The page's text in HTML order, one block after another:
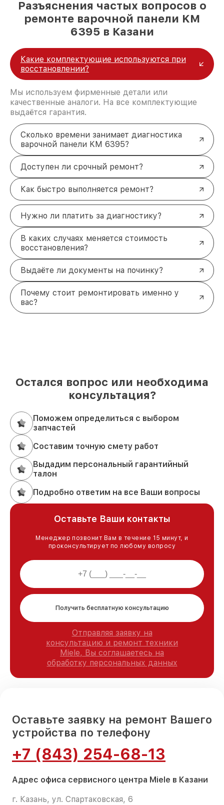
Разъяснения частых вопросов о
ремонте варочной панели KM
6395 в Казани
Какие комплектующие используются при
восстановлении?
Мы используем фирменные детали или
качественные аналоги. На все комплектующие
выдаётся гарантия.
Сколько времени занимает диагностика
варочной панели KM 6395?
Доступен ли срочный ремонт?
Как быстро выполняется ремонт?
Нужно ли платить за диагностику?
В каких случаях меняется стоимость
восстановления?
Выдаёте ли документы на починку?
Почему стоит ремонтировать именно у
вас?
Остался вопрос или необходима
консультация?
Поможем определиться с выбором
запчастей
Составим точную смету работ
Выдадим персональный гарантийный
талон
Подробно ответим на все Ваши вопросы
Оставьте Ваши контакты
Менеджер позвонит Вам в течение 15 минут, и
проконсультирует по любому вопросу
Получить бесплатную консультацию
Отправляя заявку на
консультацию и ремонт техники
Miele, Вы соглашаетесь на
обработку персональных данных
Оставьте заявку на ремонт Вашего
устройства по телефону
+7 (843) 254-68-13
Адрес офиса сервисного центра Miele в Казани
г. Казань, ул. Спартаковская, 6